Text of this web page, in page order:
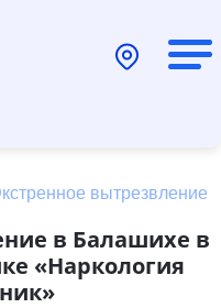
вытрезвление
в Балашихе в
«Наркология